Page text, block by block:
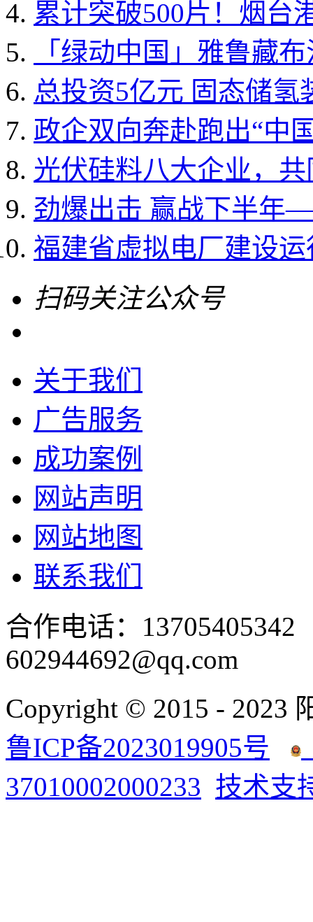
累计突破500片！烟台
「绿动中国」雅鲁藏
总投资5亿元 固态储氢
政企双向奔赴跑出“中
光伏硅料八大企业，
劲爆出击 赢战下半年
福建省虚拟电厂建设
扫码关注公众号
关于我们
广告服务
成功案例
网站声明
网站地图
联系我们
合作电话：
602944692@qq.com
Copyright © 2015 - 2023
鲁ICP备2023019905号
37010002000233 技术支